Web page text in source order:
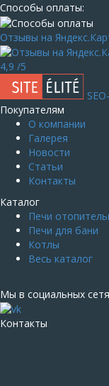
Способы оплаты:
Отзывы на
4,9 /5
Покупателям
О компании
Галерея
Новости
Статьи
Контакты
Каталог
Печи
Печи для бани
Котлы
Весь каталог
Мы в социальных
Контакты